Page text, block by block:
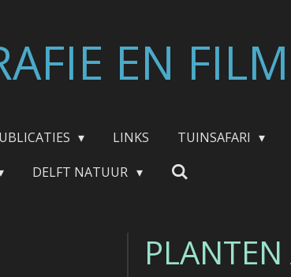
EN FILM
LINKS TUINSAFARI
DELFT NATUUR
PLANTEN